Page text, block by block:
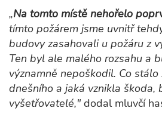
„Na tomto místě nehořelo
tímto požárem jsme uvnitř
budovy zasahovali u požáru z
Ten byl ale malého rozsahu a
významně nepoškodil. Co
dnešního a jaká vznikla škoda,
vyšetřovatelé," dodal mluvčí